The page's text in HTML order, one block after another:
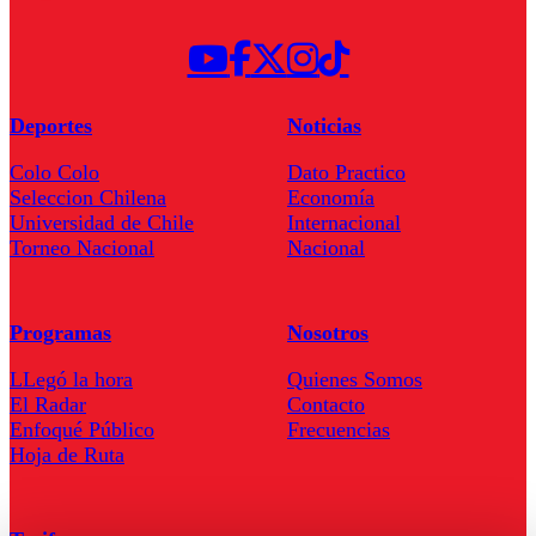
Deportes
Colo Colo
Seleccion Chilena
Universidad de Chile
Torneo Nacional
Noticias
Dato Practico
Economía
Internacional
Nacional
Programas
LLegó la hora
El Radar
Enfoqué Público
Hoja de Ruta
Nosotros
Quienes Somos
Contacto
Frecuencias